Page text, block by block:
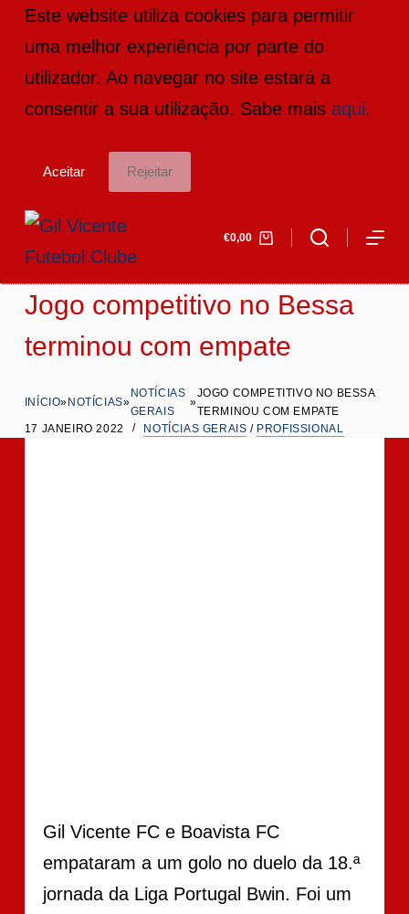
P
u
a
a
o
c
n
Este website utiliza cookies para permitir
uma melhor experiência por parte do
utilizador. Ao navegar no site estará a
consentir a sua utilização. Sabe mais aqui.
Aceitar Rejeitar
€0,00
Jogo competitivo no Bessa
terminou com empate
INÍCIO» NOTÍCIAS»
NOTÍCIAS
GERAIS
»
JOGO COMPETITIVO NO BESSA
TERMINOU COM EMPATE
17 JANEIRO 2022
NOTÍCIAS GERAIS / PROFISSIONAL
Gil Vicente FC e Boavista FC
empataram a um golo no duelo da 18.ª
jornada da Liga Portugal Bwin. Foi um